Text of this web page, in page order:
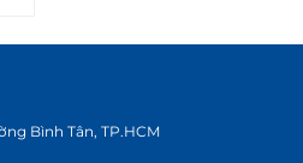
Bình Tân, TP.HCM